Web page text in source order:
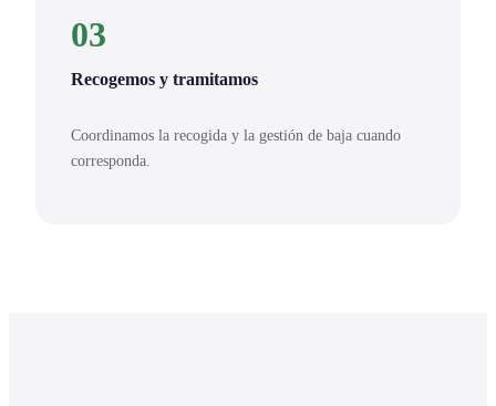
03
Recogemos y tramitamos
Coordinamos la recogida y la gestión de baja cuando
corresponda.